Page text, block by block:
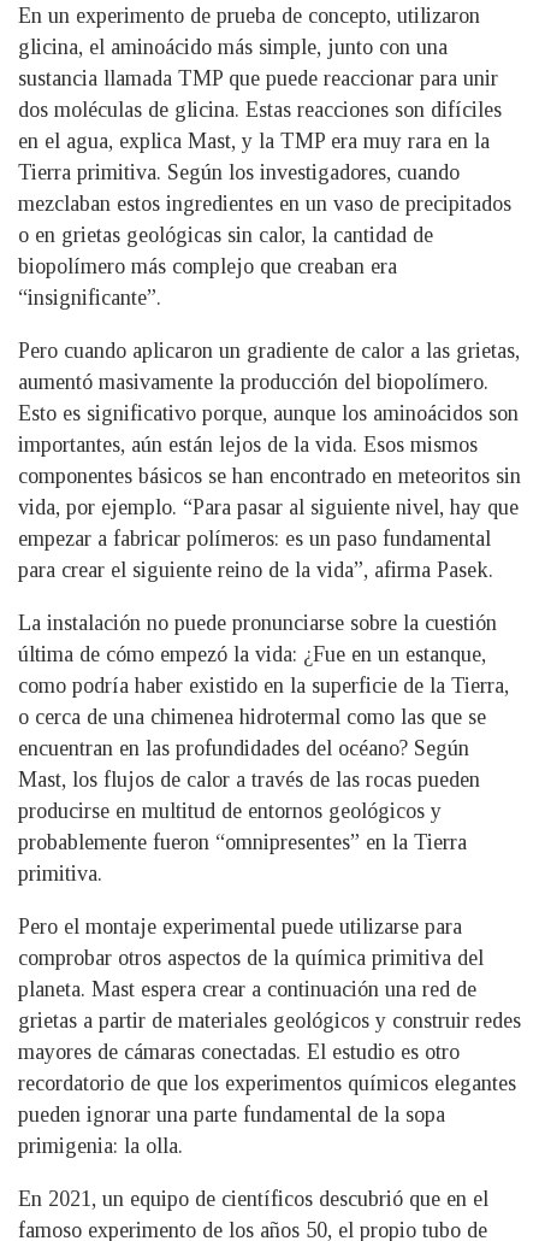
En un experimento de prueba de concepto, utilizaron
glicina, el aminoácido más simple, junto con una
sustancia llamada TMP que puede reaccionar para unir
dos moléculas de glicina. Estas reacciones son difíciles
en el agua, explica Mast, y la TMP era muy rara en la
Tierra primitiva. Según los investigadores, cuando
mezclaban estos ingredientes en un vaso de precipitados
o en grietas geológicas sin calor, la cantidad de
biopolímero más complejo que creaban era
“insignificante”.
Pero cuando aplicaron un gradiente de calor a las grietas,
aumentó masivamente la producción del biopolímero.
Esto es significativo porque, aunque los aminoácidos son
importantes, aún están lejos de la vida. Esos mismos
componentes básicos se han encontrado en meteoritos sin
vida, por ejemplo. “Para pasar al siguiente nivel, hay que
empezar a fabricar polímeros: es un paso fundamental
para crear el siguiente reino de la vida”, afirma Pasek.
La instalación no puede pronunciarse sobre la cuestión
última de cómo empezó la vida: ¿Fue en un estanque,
como podría haber existido en la superficie de la Tierra,
o cerca de una chimenea hidrotermal como las que se
encuentran en las profundidades del océano? Según
Mast, los flujos de calor a través de las rocas pueden
producirse en multitud de entornos geológicos y
probablemente fueron “omnipresentes” en la Tierra
primitiva.
Pero el montaje experimental puede utilizarse para
comprobar otros aspectos de la química primitiva del
planeta. Mast espera crear a continuación una red de
grietas a partir de materiales geológicos y construir redes
mayores de cámaras conectadas. El estudio es otro
recordatorio de que los experimentos químicos elegantes
pueden ignorar una parte fundamental de la sopa
primigenia: la olla.
En 2021, un equipo de científicos descubrió que en el
famoso experimento de los años 50, el propio tubo de